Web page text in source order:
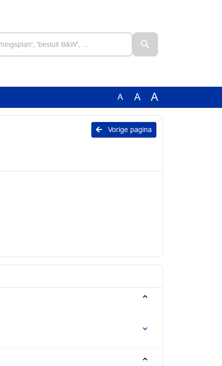
A A A
Vorige pagina